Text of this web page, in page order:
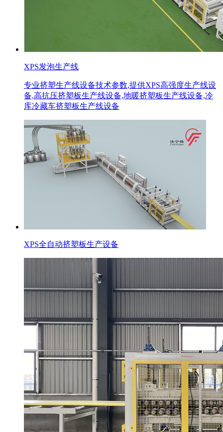
XPS发泡生产线
专业挤塑生产线设备技术参数,提供XPS高强度生产线设
备,高抗压挤塑板生产线设备,地暖挤塑板生产线设备,冷
库冷藏车挤塑板生产线设备
XPS全自动挤塑板生产设备